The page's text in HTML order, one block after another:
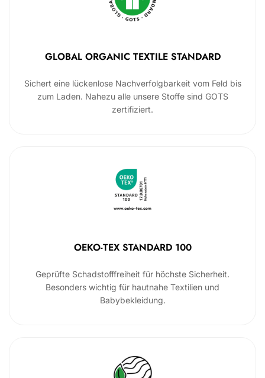
GLOBAL ORGANIC TEXTILE STANDARD
Sichert eine lückenlose Nachverfolgbarkeit vom Feld bis
zum Laden. Nahezu alle unsere Stoffe sind GOTS
zertifiziert.
OEKO-TEX STANDARD 100
Geprüfte Schadstofffreiheit für höchste Sicherheit.
Besonders wichtig für hautnahe Textilien und
Babybekleidung.